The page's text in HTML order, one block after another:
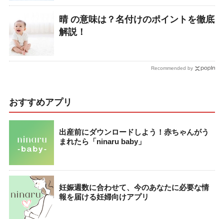
晴 の意味は？名付けのポイントを徹底
解説！
Recommended by
おすすめアプリ
出産前にダウンロードしよう！赤ちゃんがう
まれたら「ninaru baby」
妊娠週数に合わせて、今のあなたに必要な情
報を届ける妊婦向けアプリ